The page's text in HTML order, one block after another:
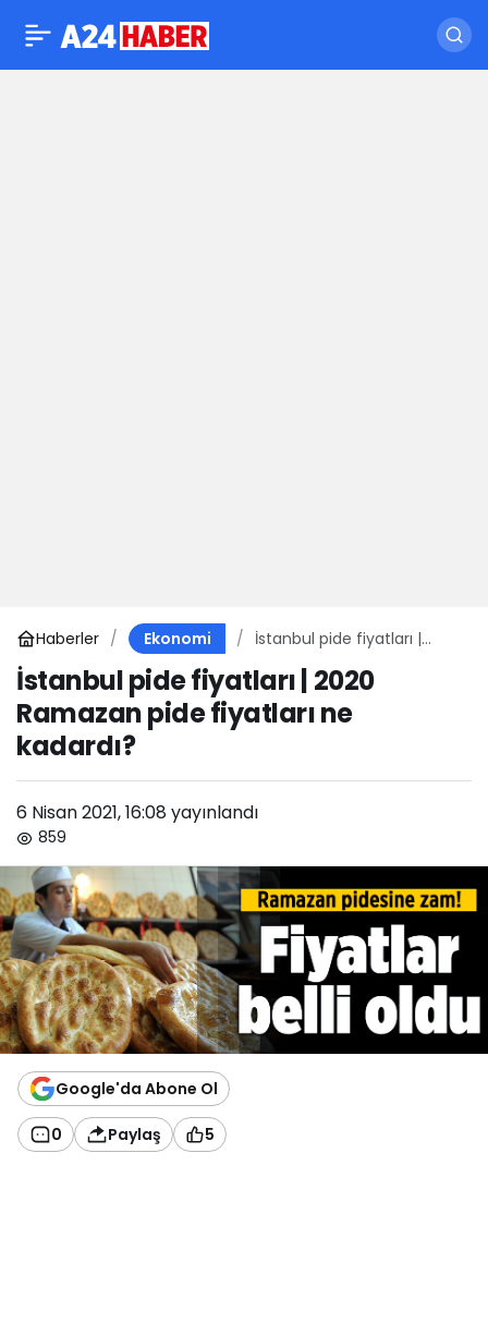
Haberler Ekonomi
İstanbul pide fiyatları |
fiyatları ne kadardı?
İstanbul pide fiyatları | 2020
Ramazan pide fiyatları ne
kadardı?
6 Nisan 2021, 16:08 yayınlandı
859
Google'da Abone Ol
0 Paylaş 5